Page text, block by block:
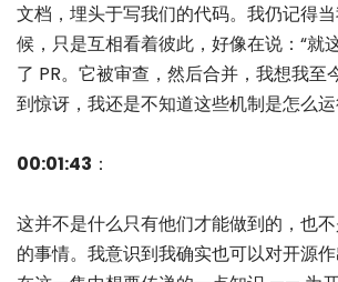
文档，埋头于写我们的代码。我仍记得
候，只是互相看着彼此，好像在说：“就
了 PR。它被审查，然后合并，我想我至
到惊讶，我还是不知道这些机制是怎么运
00:01:43 ：
这并不是什么只有他们才能做到的，也
的事情。我意识到我确实也可以对开源